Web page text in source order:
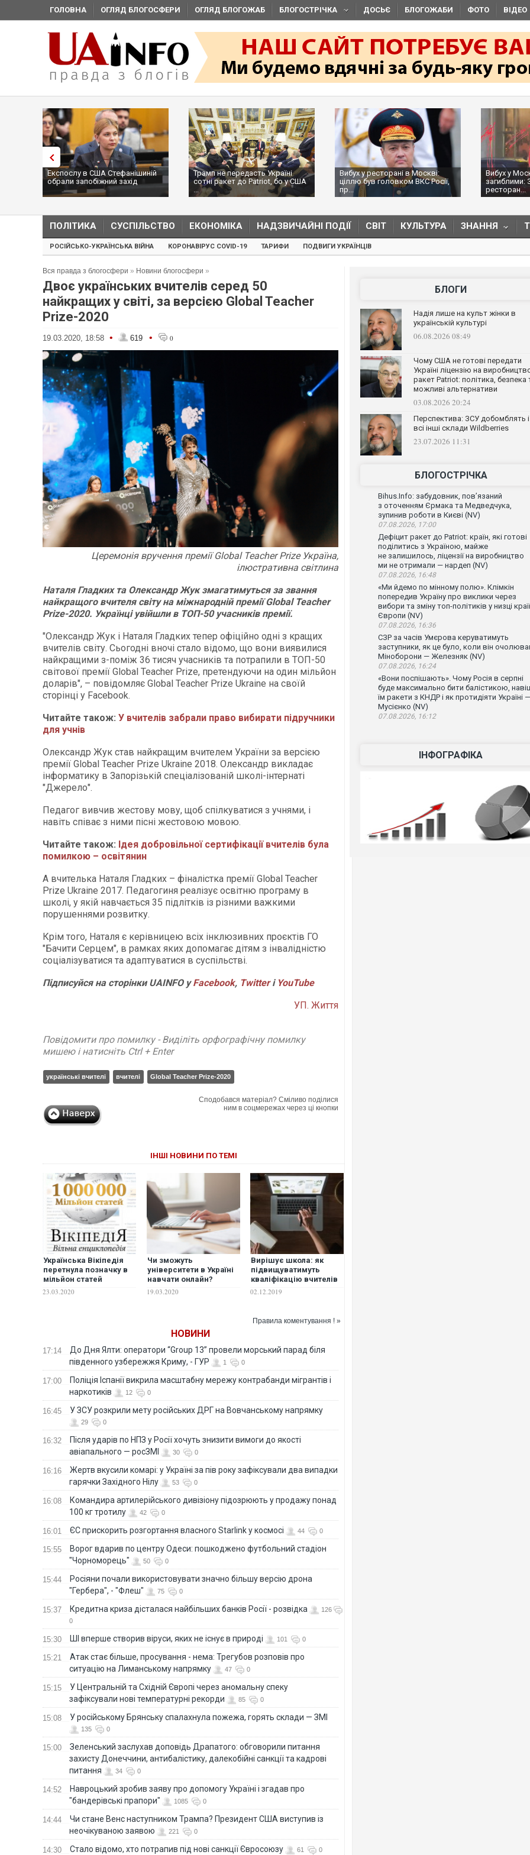
ГОЛОВНА ОГЛЯД БЛОГОСФЕРИ ОГЛЯД БЛОГОЖАБ БЛОГОСТРІЧКА ДОСЬЄ БЛОГОЖАБИ ФОТО ВІДЕО
Експослу в США Стефанішиній
обрали запобіжний захід
Трамп не передасть Україні
сотні ракет до Patriot, бо у США
...
Вибух у ресторані в Москві:
ціллю був головком ВКС Росії,
пр...
Вибух у
загиблими:
ресторан...
ПОЛІТИКА СУСПІЛЬСТВО ЕКОНОМІКА НАДЗВИЧАЙНІ ПОДІЇ СВІТ КУЛЬТУРА ЗНАННЯ
РОСІЙСЬКО-УКРАЇНСЬКА ВІЙНА КОРОНАВІРУС COVID-19 ТАРИФИ ПОДВИГИ УКРАЇНЦІВ
Вся правда з блогосфери » Новини блогосфери »
Двоє українських вчителів серед 50
найкращих у світі, за версією Global Teacher
Prize-2020
19.03.2020, 18:58 • 619 • 0
Церемонія вручення премії Global Teacher Prize Україна,
ілюстративна світлина
Наталя Гладких та Олександр Жук змагатимуться за звання
найкращого вчителя світу на міжнародній премії Global Teacher
Prize-2020. Українці увійшли в ТОП-50 учасників премії.
"Олександр Жук і Наталя Гладких тепер офіційно одні з кращих
вчителів світу. Сьогодні вночі стало відомо, що вони виявилися
найкращими з-поміж 36 тисяч учасників та потрапили в ТОП-50
світової премії Global Teacher Prize, претендуючи на один мільйон
доларів", – повідомляє Global Teacher Prize Ukraine на своїй
сторінці у Facebook.
Читайте також: У вчителів забрали право вибирати підручники
для учнів
Олександр Жук став найкращим вчителем України за версією
премії Global Teacher Prize Ukraine 2018. Олександр викладає
інформатику в Запорізькій спеціалізованій школі-інтернаті
"Джерело".
Педагог вивчив жестову мову, щоб спілкуватися з учнями, і
навіть співає з ними пісні жестовою мовою.
Читайте також: Ідея добровільної сертифікації вчителів була
помилкою – освітянин
А вчителька Наталя Гладких – фіналістка премії Global Teacher
Prize Ukraine 2017. Педагогиня реалізує освітню програму в
школі, у якій навчається 35 підлітків із різними важкими
порушеннями розвитку.
Крім того, Наталя є керівницею всіх інклюзивних проєктів ГО
"Бачити Серцем", в рамках яких допомагає дітям з інвалідністю
соціалізуватися та адаптуватися в суспільстві.
Підписуйся на сторінки UAINFO уFacebook, Twitterі YouTube
УП. Життя
Повідомити про помилку - Виділіть орфографічну помилку
мишею і натисніть Ctrl + Enter
українські вчителі вчителі Global Teacher Prize-2020
Сподобався матеріал? Сміливо поділися
ним в соцмережах через ці кнопки
ІНШІ НОВИНИ ПО ТЕМІ
Українська Вікіпедія
перетнула позначку в
мільйон статей
23.03.2020
Чи зможуть
університети в Україні
навчати онлайн?
19.03.2020
Вирішує школа: як
підвищуватимуть
кваліфікацію вчителів
02.12.2019
Правила коментування ! »
НОВИНИ
17:14
До Дня Ялти: оператори “Group 13” провели морський парад біля
південного узбережжя Криму, - ГУР
1 0
17:00
Поліція Іспанії викрила масштабну мережу контрабанди мігрантів і
наркотиків
12 0
16:45 У ЗСУ розкрили мету російських ДРГ на Вовчанському напрямку
29 0
16:32
Після ударів по НПЗ у Росії хочуть знизити вимоги до якості
авіапального — росЗМІ
30 0
16:16
Жертв вкусили комарі: у Україні за пів року зафіксували два випадки
гарячки Західного Нілу
53 0
16:08
Командира артилерійського дивізіону підозрюють у продажу понад
100 кг тротилу
42 0
16:01 ЄС прискорить розгортання власного Starlink у космосі 44 0
15:55
Ворог вдарив по центру Одеси: пошкоджено футбольний стадіон
"Чорноморець"
50 0
15:44
Росіяни почали використовувати значно більшу версію дрона
"Гербера", - "Флеш"
75 0
15:37 Кредитна криза дісталася найбільших банків Росії - розвідка
126
0
15:30 ШІ вперше створив віруси, яких не існує в природі 101 0
15:21
Атак стає більше, просування - нема: Трегубов розповів про
ситуацію на Лиманському напрямку
47 0
15:15
У Центральній та Східній Європі через аномальну спеку
зафіксували нові температурні рекорди
85 0
15:08 У російському Брянську спалахнула пожежа, горять склади — ЗМІ
135 0
15:00
Зеленський заслухав доповідь Драпатого: обговорили питання
захисту Донеччини, антибалістику, далекобійні санкції та кадрові
питання
34 0
14:52
Навроцький зробив заяву про допомогу Україні і згадав про
"бандерівські прапори"
1085 0
14:44
Чи стане Венс наступником Трампа? Президент США виступив із
неочікуваною заявою
221 0
14:30 Стало відомо, хто потрапив під нові санкції Євросоюзу 61 0
БЛОГИ
Надія лише на культ жінки в
українській культурі
06.08.2026 08:49
Чому США не готові передати
Україні ліцензію на
ракет Patriot: політика, безпека
можливі альтернативи
03.08.2026 20:24
Перспектива: ЗСУ добомблять і
всі інші склади Wildberries
23.07.2026 11:31
БЛОГОСТРІЧКА
Bihus.Info: забудовник, пов’язаний
з оточенням Єрмака та Медведчука,
зупинив роботи в Києві (NV)
07.08.2026, 17:00
Дефіцит ракет до Patriot: країн, які готові
поділитись з Україною, майже
не залишилось, ліцензії на виробництво
ми не отримали — нардеп (NV)
07.08.2026, 16:48
«Ми йдемо по мінному полю». Клімкін
попередив Україну про виклики через
вибори та зміну топ-політиків у низці
Європи (NV)
07.08.2026, 16:36
СЗР за часів Умєрова керуватимуть
заступники, як це було, коли він
Міноборони — Железняк (NV)
07.08.2026, 16:24
«Вони поспішають». Чому Росія в серпні
буде максимально бити балістикою,
їм ракети з КНДР і як протидіяти Україні —
Мусієнко (NV)
07.08.2026, 16:12
ІНФОГРАФІКА
В окупованій Ялті повідомляють